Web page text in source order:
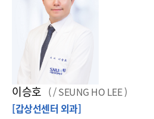
이승호 ( / SEUNG HO LEE )
[갑상선센터 외과]